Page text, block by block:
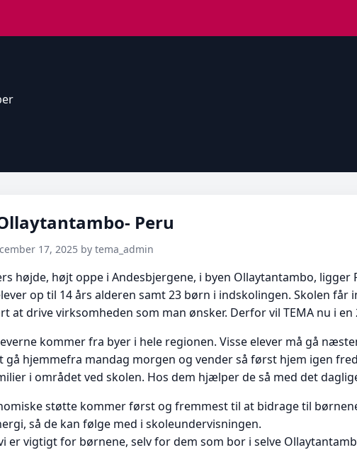
Peru
17, 2025 by tema_admin
højde, højt oppe i Andesbjergene, i byen Ollaytantambo,
op til 14 års alderen samt 23 børn i indskolingen. Skolen
at drive virksomheden som man ønsker. Derfor vil TEMA nu i
kommer fra byer i hele regionen. Visse elever må gå
gå hjemmefra mandag morgen og vender så først hjem igen
i området ved skolen. Hos dem hjælper de så med det
støtte kommer først og fremmest til at bidrage til
så de kan følge med i skoleundervisningen.
er vigtigt for børnene, selv for dem som bor i selve